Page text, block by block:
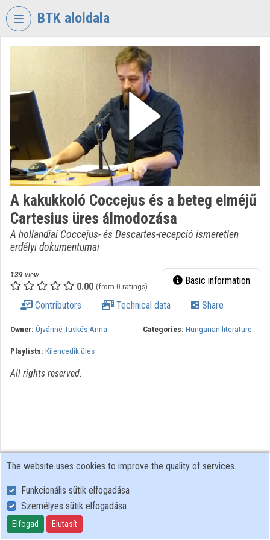
Skip header
BTK aloldala
RESEARCH
CENTRE
HUMANTITIES
Organization home
Organization discovery
Categories
Contributors
A kakukkoló Coccejus és a beteg elméjű
Cartesius üres álmodozása
A hollandiai Coccejus- és Descartes-recepció ismeretlen
erdélyi dokumentumai
139 view
0.00 (from 0 ratings) Basic information
Contributors Technical data Share
Owner: Újváriné Tüskés Anna Categories: Hungarian literature
Playlists: Kilencedik ülés
All rights reserved.
User Policy
Adatkezelési tájékoztató (en)
Cookie Policy
The website uses cookies to improve the quality of services.
Funkcionális sütik elfogadása
Személyes sütik elfogadása
Elfogad Elutasít